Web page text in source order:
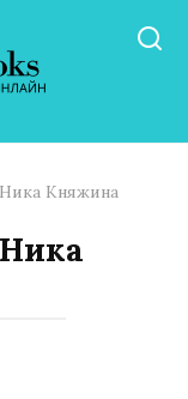
Княжина